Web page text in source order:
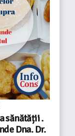
sănătății .
Dna. Dr.